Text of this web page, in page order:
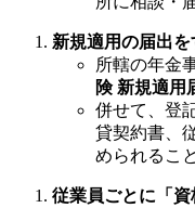
新規適用の届出を
所轄の年金
険 新規適用
併せて、登
貸契約書、
められるこ
従業員ごとに「